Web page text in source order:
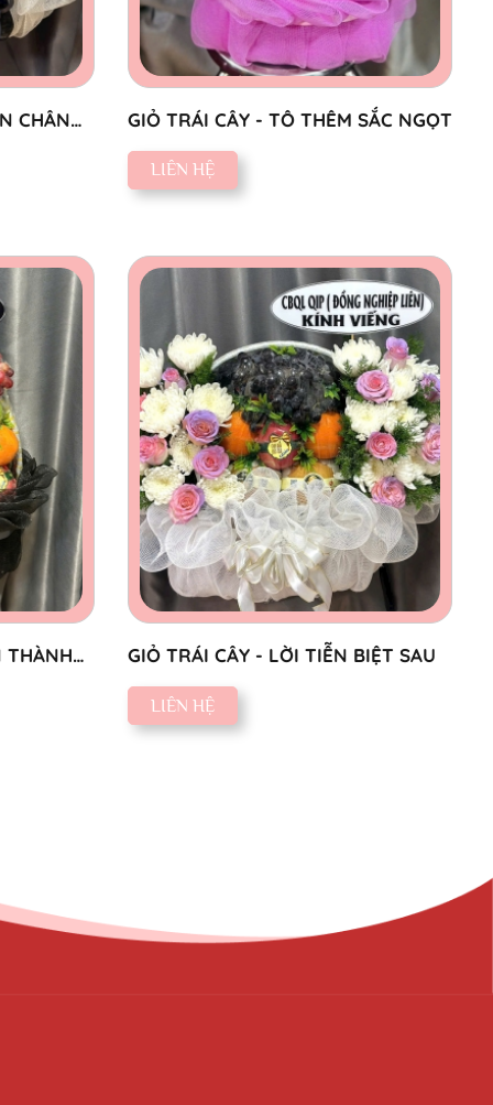
CHÂN GIỎ TRÁI CÂY - TÔ THÊM SẮC NGỌT
LIÊN HỆ
THÀNH GIỎ TRÁI CÂY - LỜI TIỄN BIỆT SAU
LIÊN HỆ